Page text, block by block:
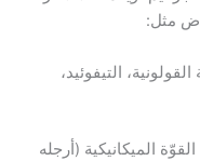
التيفوئيد،
الميكانيكية (أرجله